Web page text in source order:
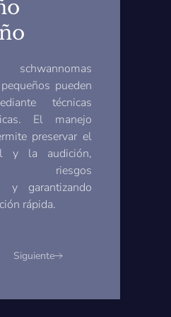
pueden
técnicas
El manejo
preservar el
y la audición,
riesgos
y garantizando
rápida.
Siguiente